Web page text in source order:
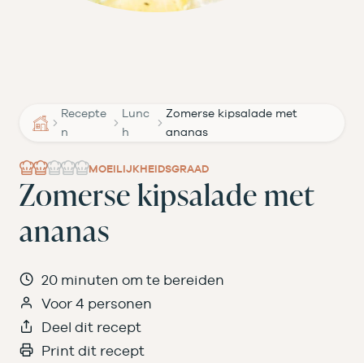
Recepte
n
Lunc
h
Zomerse kipsalade met
ananas
MOEILIJKHEIDSGRAAD
Zomerse kipsalade met
ananas
20 minuten om te bereiden
Voor 4 personen
Deel dit recept
Print dit recept